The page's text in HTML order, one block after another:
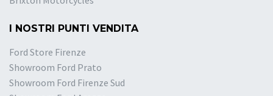
I NOSTRI PUNTI VENDITA
Ford Store Firenze
Showroom Ford Prato
Showroom Ford Firenze Sud